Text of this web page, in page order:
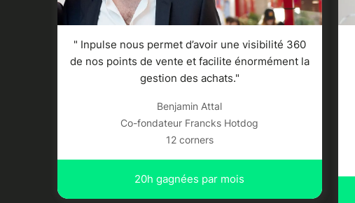
" Inpulse nous permet d’avoir une visibilité 360
de nos points de vente et facilite énormément la
gestion des achats."
Benjamin Attal
Co-fondateur Francks Hotdog
12 corners
20h gagnées par mois